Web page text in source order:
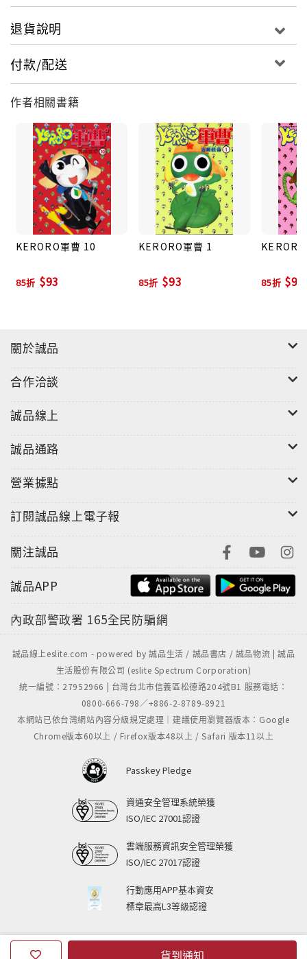
貨到通知
退貨說明
付款/配送
作者相關書籍
KERORO軍曹 10
85折 $93
KERORO軍曹 1
85折 $93 85折 $93
關於誠品
合作洽談
誠品線上
誠品通路
營業據點
訂閱誠品線上電子報
關注誠品
誠品APP
內政部警政署 165全民防騙網
誠品線上eslite.com - powered by 誠品生活 / 誠品書店 / 誠品物流 | 誠品
生活股份有限公司 (eslite Spectrum Corporation)
統一編號：27952966 | 台灣台北市信義區松德路204號B1 服務電話：
0800-666-798／+886-2-8789-8921
本網站已依台灣網站內容分級規定處理｜建議使用瀏覽器版本：Google
Chrome版本60以上 / Firefox版本48以上 / Safari 版本11以上
Passkey Pledge
資通安全管理系統榮獲
ISO/IEC 27001認證
雲端服務資訊安全管理榮獲
ISO/IEC 27017認證
行動應用APP基本資安
標章最高L3等級認證